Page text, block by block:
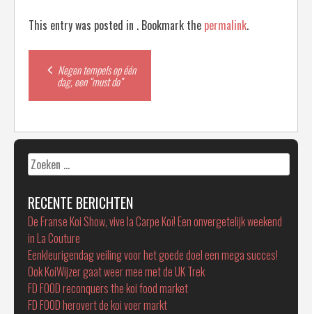
This entry was posted in . Bookmark the permalink.
Post
navigation
Negen tempels op één
dag, een “must do”
Zoeken
naar:
RECENTE BERICHTEN
De Franse Koi Show, vive la Carpe Koï! Een onvergetelijk weekend
in La Couture
Eenkleurigendag veiling voor het goede doel een mega succes!
Ook KoiWijzer gaat weer mee met de UK Trek
FD FOOD reconquers the koi food market
FD FOOD herovert de koi voer markt